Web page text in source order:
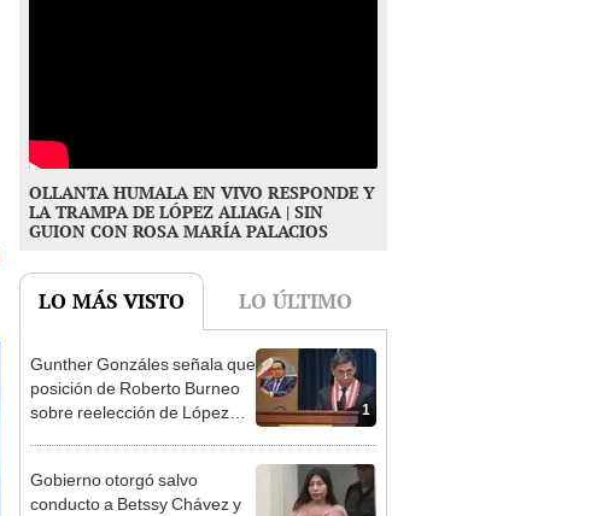
OLLANTA HUMALA EN VIVO RESPONDE Y
LA TRAMPA DE LÓPEZ ALIAGA | SIN
GUION CON ROSA MARÍA PALACIOS
LO MÁS VISTO LO ÚLTIMO
1
Gunther Gonzáles señala que
posición de Roberto Burneo
sobre reelección de López
Gobierno otorgó salvo
conducto a Betssy Chávez y